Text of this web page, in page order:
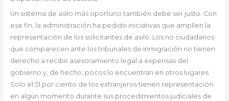
Un sistema de asilo más oportuno también debe ser justo. Con
ese fin, la administración ha pedido iniciativas que amplíen la
representación de los solicitantes de asilo. Los no ciudadanos
que comparecen ante los tribunales de inmigración no tienen
derecho a recibir asesoramiento legal a expensas del
gobierno y, de hecho, pocos lo encuentran en otros lugares.
Solo el 51 por ciento de los extranjeros tienen representación
en algún momento durante sus procedimientos judiciales de